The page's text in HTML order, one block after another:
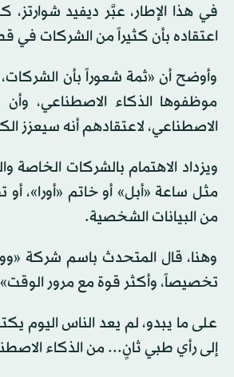
في هذا الإطار، عبَّر ديفيد
اعتقاده بأن كثيراً من الشركات في
وأوضح أن «ثمة شعوراً بأن
موظفوها الذكاء الاصطناعي،
الاصطناعي، لاعتقادهم أنه سيعزز
ويزداد الاهتمام بالشركات الخاصة
مثل ساعة «أبل» أو خاتم «أورا»،
من البيانات الشخصية.
وهنا، قال المتحدث باسم شركة
تخصيصاً، وأكثر قوة مع مرور
على ما يبدو، لم يعد الناس اليوم
إلى رأي طبي ثانٍ... من الذكاء